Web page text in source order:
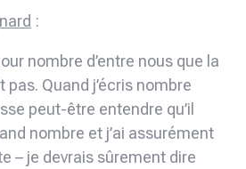
:
nombre d’entre nous que la
Quand j’écris nombre
peut-être entendre qu’il
nombre et j’ai assurément
– je devrais sûrement dire